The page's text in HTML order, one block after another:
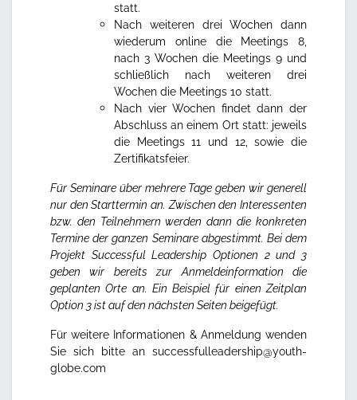
statt.
Nach weiteren drei Wochen dann
wiederum online die Meetings 8,
nach 3 Wochen die Meetings 9 und
schließlich nach weiteren drei
Wochen die Meetings 10 statt.
Nach vier Wochen findet dann der
Abschluss an einem Ort statt: jeweils
die Meetings 11 und 12, sowie die
Zertifikatsfeier.
Für Seminare über mehrere Tage geben wir generell
nur den Starttermin an. Zwischen den Interessenten
bzw. den Teilnehmern werden dann die konkreten
Termine der ganzen Seminare abgestimmt. Bei dem
Projekt Successful Leadership Optionen 2 und 3
geben wir bereits zur Anmeldeinformation die
geplanten Orte an. Ein Beispiel für einen Zeitplan
Option 3 ist auf den nächsten Seiten beigefügt.
Für weitere Informationen & Anmeldung wenden
Sie sich bitte an successfulleadership@youth-
globe.com